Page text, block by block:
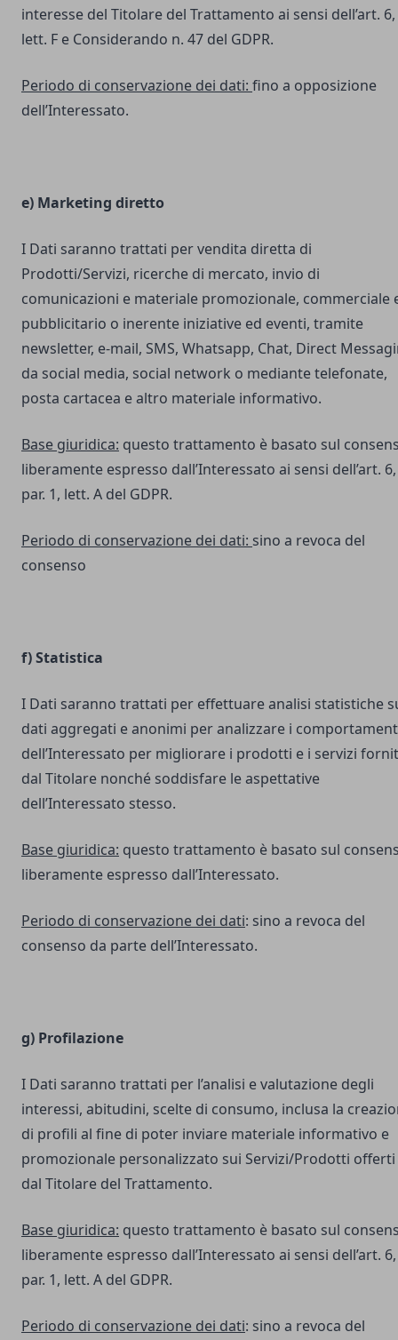
interesse del Titolare del Trattamento ai sensi dell’art. 6,
lett. F e Considerando n. 47 del GDPR.
Periodo di conservazione dei dati: fino a opposizione
dell’Interessato.
e) Marketing diretto
I Dati saranno trattati per vendita diretta di
Prodotti/Servizi, ricerche di mercato, invio di
comunicazioni e materiale promozionale, commerciale
pubblicitario o inerente iniziative ed eventi, tramite
newsletter, e-mail, SMS, Whatsapp, Chat, Direct
da social media, social network o mediante telefonate,
posta cartacea e altro materiale informativo.
Base giuridica: questo trattamento è basato sul
liberamente espresso dall’Interessato ai sensi dell’art. 6,
par. 1, lett. A del GDPR.
Periodo di conservazione dei dati: sino a revoca del
consenso
f) Statistica
I Dati saranno trattati per effettuare analisi statistiche
dati aggregati e anonimi per analizzare i
dell’Interessato per migliorare i prodotti e i servizi
dal Titolare nonché soddisfare le aspettative
dell’Interessato stesso.
Base giuridica: questo trattamento è basato sul
liberamente espresso dall’Interessato.
Periodo di conservazione dei dati: sino a revoca del
consenso da parte dell’Interessato.
g) Profilazione
I Dati saranno trattati per l’analisi e valutazione degli
interessi, abitudini, scelte di consumo, inclusa la
di profili al fine di poter inviare materiale informativo e
promozionale personalizzato sui Servizi/Prodotti offerti
dal Titolare del Trattamento.
Base giuridica: questo trattamento è basato sul
liberamente espresso dall’Interessato ai sensi dell’art. 6,
par. 1, lett. A del GDPR.
Periodo di conservazione dei dati: sino a revoca del